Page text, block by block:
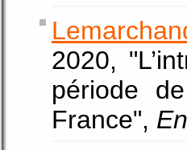
2020,
période
France",